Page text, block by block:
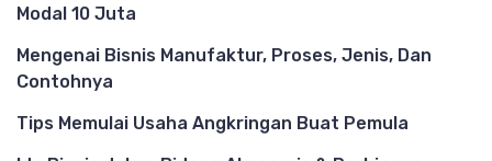
Modal 10 Juta
Mengenai Bisnis Manufaktur, Proses, Jenis, Dan
Contohnya
Tips Memulai Usaha Angkringan Buat Pemula